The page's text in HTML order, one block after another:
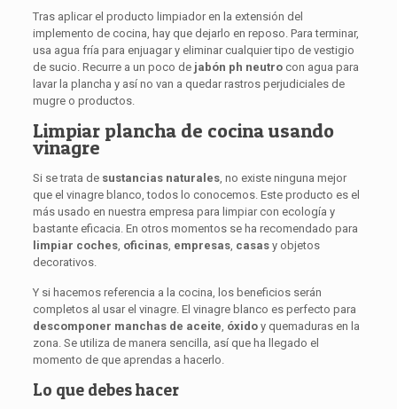
Tras aplicar el producto limpiador en la extensión del
implemento de cocina, hay que dejarlo en reposo. Para terminar,
usa agua fría para enjuagar y eliminar cualquier tipo de vestigio
de sucio. Recurre a un poco de jabón ph neutrocon agua para
lavar la plancha y así no van a quedar rastros perjudiciales de
mugre o productos.
Limpiar plancha de cocina usando
vinagre
Si se trata de sustancias naturales, no existe ninguna mejor
que el vinagre blanco, todos lo conocemos. Este producto es el
más usado en nuestra empresa para limpiar con ecología y
bastante eficacia. En otros momentos se ha recomendado para
limpiar coches, oficinas, empresas, casasy objetos
decorativos.
Y si hacemos referencia a la cocina, los beneficios serán
completos al usar el vinagre. El vinagre blanco es perfecto para
descomponer manchas de aceite, óxidoy quemaduras en la
zona. Se utiliza de manera sencilla, así que ha llegado el
momento de que aprendas a hacerlo.
Lo que debes hacer